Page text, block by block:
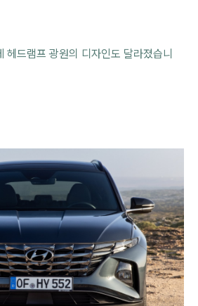
헤드램프 광원의 디자인도 달라졌습니